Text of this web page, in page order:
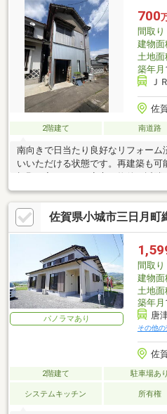
（不動産取得税・住宅ローン控除）
700
間取り
建物面
土地面
築年月
Ｊ
佐
2階建て 南道路
南向きで日当たり良好なリフォーム
いいただける状態です。再建築も可
視野に入れられる安心の物件。近隣
り、お車を複数台お持ちの方にも
ったり暮らせる住環境です。
佐賀県小城市三日月町
パノラマあり
間取り
建物面
土地面
築年月
唐
その他の
佐
2階建て 駐車場あり
システムキッチン 所有権